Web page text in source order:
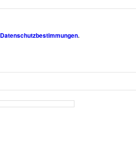
Datenschutzbestimmungen.